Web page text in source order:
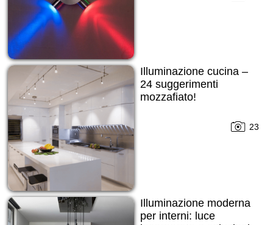
Illuminazione cucina –
24 suggerimenti
mozzafiato!
23
Illuminazione moderna
per interni: luce